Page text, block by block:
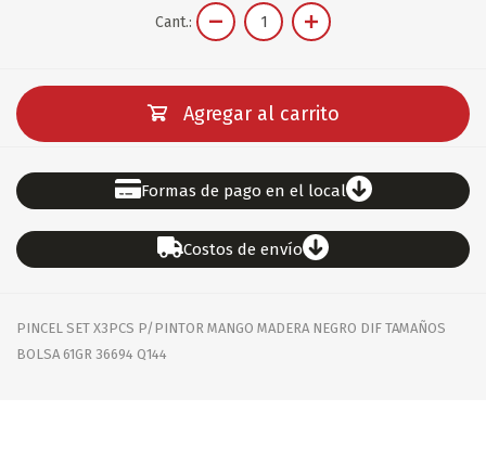
Cant.:
Agregar al carrito
Formas de pago en el local
Costos de envío
PINCEL SET X3PCS P/PINTOR MANGO MADERA NEGRO DIF TAMAÑOS
BOLSA 61GR 36694 Q144